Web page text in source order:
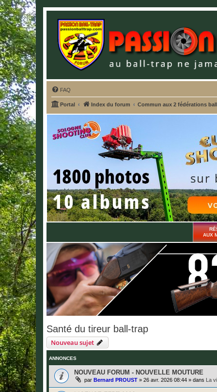
FAQ
Portal Index du forum Commun aux 2 fédérations
AUX
Santé du tireur ball-trap
Nouveau sujet
ANNONCES
NOUVEAU FORUM - NOUVELLE MOUTURE
par Bernard PROUST » 26 avr. 2026 08:44 » dans La